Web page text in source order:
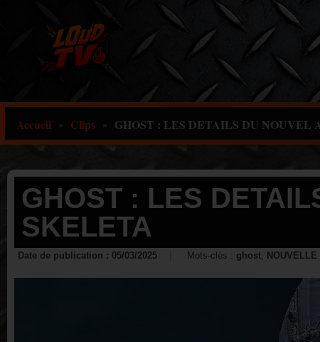
Accueil » Clips » GHOST : LES DETAILS DU NOUVEL
GHOST : LES
SKELETA
Date de publication : 05/03/2025 Mots-clés : ghost,